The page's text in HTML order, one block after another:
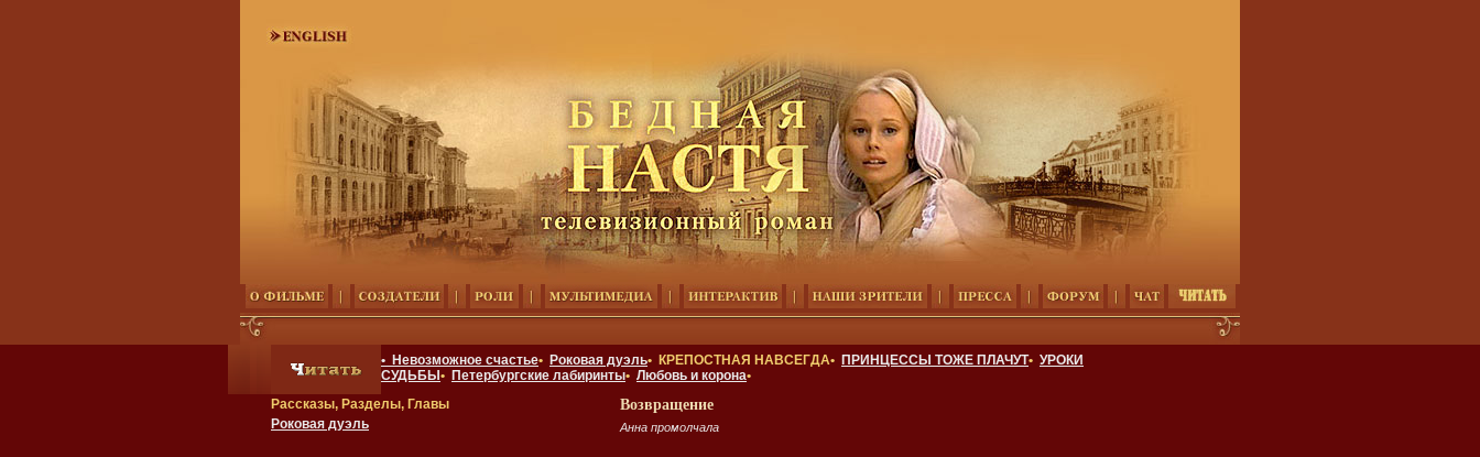
• Невозможное счастье• Роковая дуэль• КРЕПОСТНАЯ НАВСЕГДА• ПРИНЦЕССЫ ТОЖЕ ПЛАЧУТ• УРОКИ
СУДЬБЫ • Петербургские лабиринты• Любовь и корона•
Рассказы, Разделы, Главы
Роковая дуэль
Возвращение
Анна промолчала